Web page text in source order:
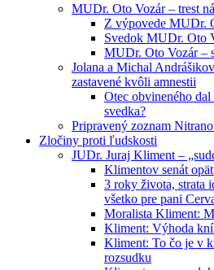
MUDr. Oto Vozár – trest
Z výpovede MUDr.
Svedok MUDr. Oto
MUDr. Oto Vozár –
Jolana a Michal
zastavené kvôli amnestii
Otec obvineného
svedka?
Pripravený zoznam
Zločiny proti ľudskosti
JUDr. Juraj Kliment –
Klimentov senát
3 roky života, strata
všetko pre pani
Moralista Kliment:
Kliment: Výhoda
Kliment: To čo je v
rozsudku